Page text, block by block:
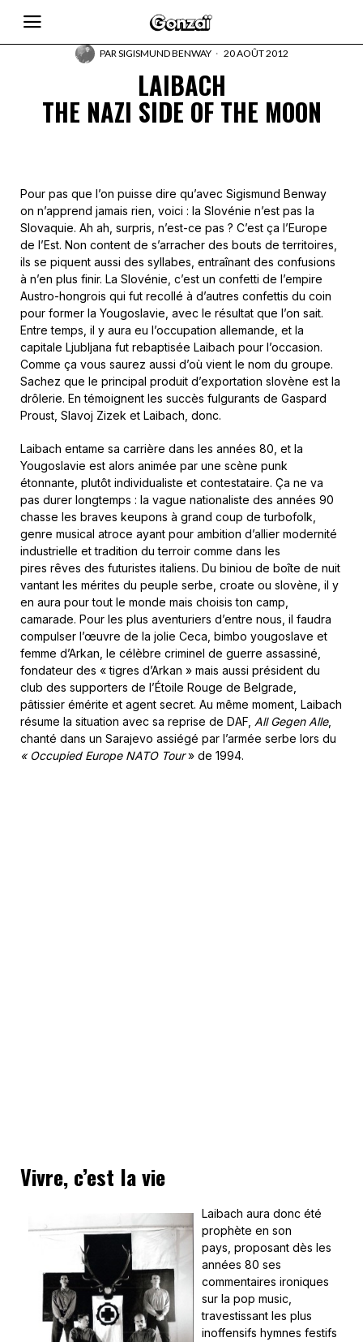
PARSIGISMUND BENWAY 20 AOÛT 2012
LAIBACH
THE NAZI SIDE OF THE MOON
Pour pas que l’on puisse dire qu’avec Sigismund Benway
on n’apprend jamais rien, voici : la Slovénie n’est pas la
Slovaquie. Ah ah, surpris, n’est-ce pas ? C’est ça l’Europe
de l’Est. Non content de s’arracher des bouts de territoires,
ils se piquent aussi des syllabes, entraînant des confusions
à n’en plus finir. La Slovénie, c’est un confetti de l’empire
Austro-hongrois qui fut recollé à d’autres confettis du coin
pour former la Yougoslavie, avec le résultat que l’on sait.
Entre temps, il y aura eu l’occupation allemande, et la
capitale Ljubljana fut rebaptisée Laibach pour l’occasion.
Comme ça vous saurez aussi d’où vient le nom du groupe.
Sachez que le principal produit d’exportation slovène est la
drôlerie. En témoignent les succès fulgurants de Gaspard
Proust, Slavoj Zizek et Laibach, donc.
Laibach entame sa carrière dans les années 80, et la
Yougoslavie est alors animée par une scène punk
étonnante, plutôt individualiste et contestataire. Ça ne va
pas durer longtemps : la vague nationaliste des années 90
chasse les braves keupons à grand coup de turbofolk,
genre musical atroce ayant pour ambition d’allier modernité
industrielle et tradition du terroir comme dans les
pires rêves des futuristes italiens. Du biniou de boîte de nuit
vantant les mérites du peuple serbe, croate ou slovène, il y
en aura pour tout le monde mais choisis ton camp,
camarade. Pour les plus aventuriers d’entre nous, il faudra
compulser l’œuvre de la jolie Ceca, bimbo yougoslave et
femme d’Arkan, le célèbre criminel de guerre assassiné,
fondateur des « tigres d’Arkan » mais aussi président du
club des supporters de l’Étoile Rouge de Belgrade,
pâtissier émérite et agent secret. Au même moment, Laibach
résume la situation avec sa reprise de DAF, All Gegen Alle,
chanté dans un Sarajevo assiégé par l’armée serbe lors du
« Occupied Europe NATO Tour» de 1994.
Vivre, c’est la vie
Laibach aura donc été
prophète en son
pays, proposant dès les
années 80 ses
commentaires ironiques
sur la pop music,
travestissant les plus
inoffensifs hymnes festifs